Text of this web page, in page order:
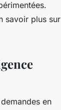
savoir plus sur
en